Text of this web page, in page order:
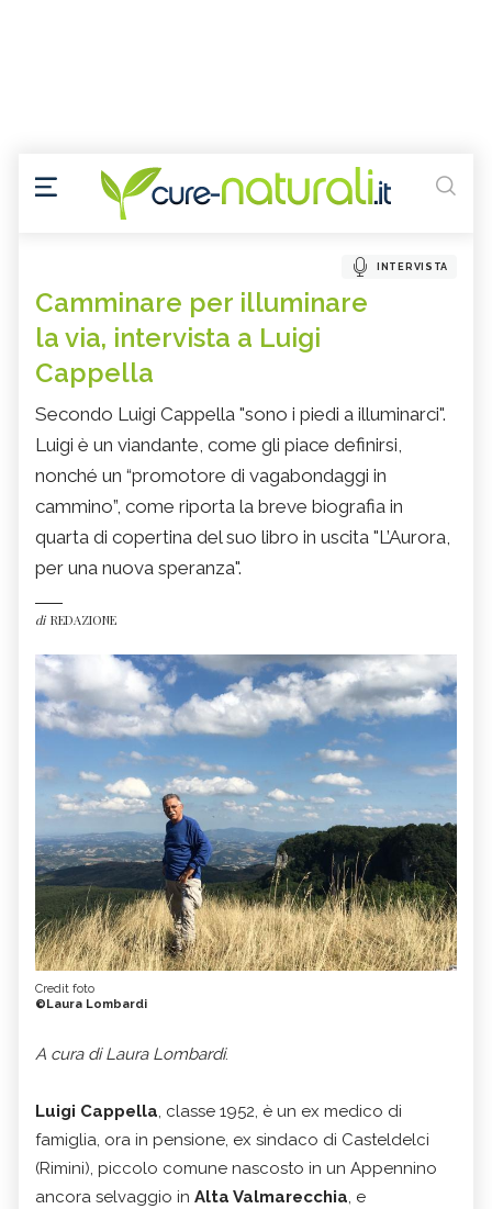
INTERVISTA
Camminare per illuminare
la via, intervista a Luigi
Cappella
Secondo Luigi Cappella "sono i piedi a illuminarci".
Luigi è un viandante, come gli piace definirsi,
nonché un “promotore di vagabondaggi in
cammino”, come riporta la breve biografia in
quarta di copertina del suo libro in uscita "L’Aurora,
per una nuova speranza".
di REDAZIONE
Credit foto
©Laura Lombardi
A cura di Laura Lombardi.
Luigi Cappella, classe 1952, è un ex medico di
famiglia, ora in pensione, ex sindaco di Casteldelci
(Rimini), piccolo comune nascosto in un Appennino
ancora selvaggio in Alta Valmarecchia, e